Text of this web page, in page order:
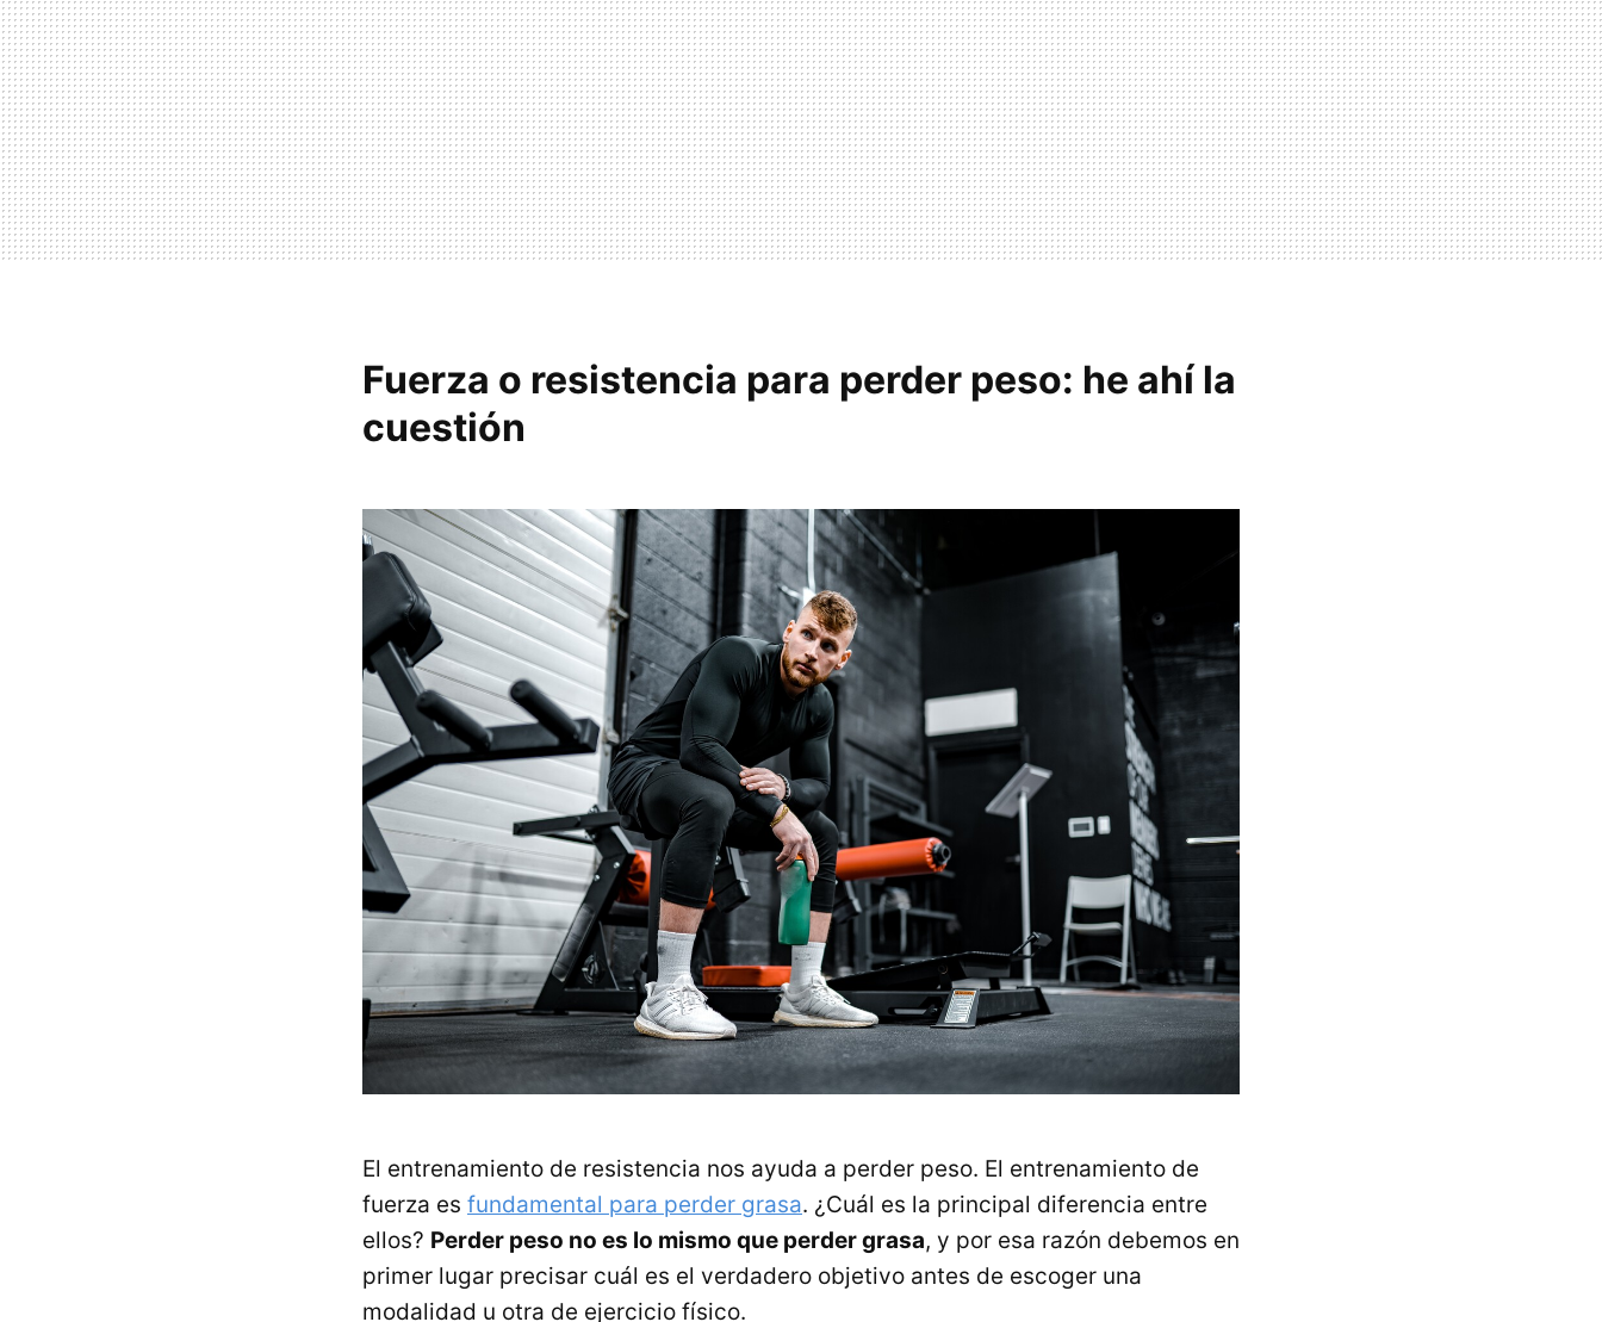
Fuerza o resistencia para perder peso: he ahí la
cuestión
El entrenamiento de resistencia nos ayuda a perder peso. El entrenamiento de
fuerza es fundamental para perder grasa. ¿Cuál es la principal diferencia entre
ellos? Perder peso no es lo mismo que perder grasa, y por esa razón debemos en
primer lugar precisar cuál es el verdadero objetivo antes de escoger una
modalidad u otra de ejercicio físico.